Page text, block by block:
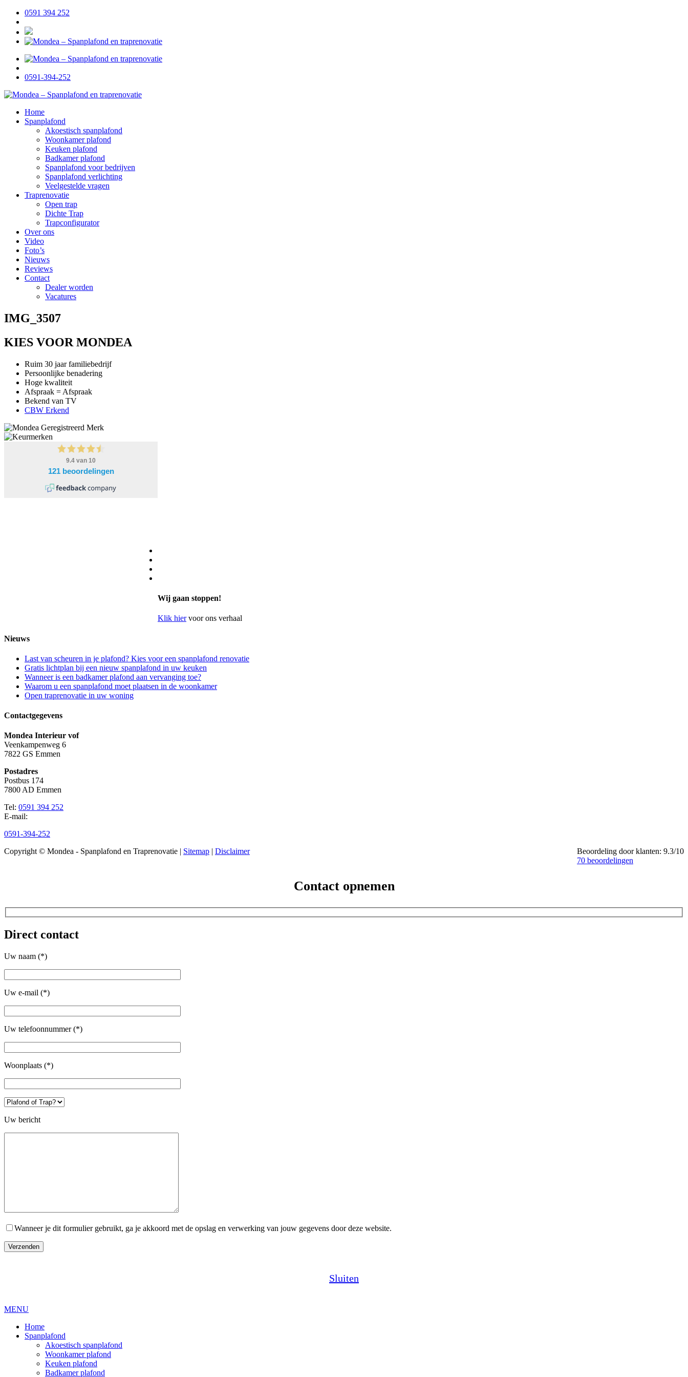
0591 394 252
0591-394-252
Home
Spanplafond
Akoestisch spanplafond
Woonkamer plafond
Keuken plafond
Badkamer plafond
Spanplafond voor bedrijven
Spanplafond verlichting
Veelgestelde vragen
Traprenovatie
Open trap
Dichte Trap
Trapconfigurator
Over ons
Video
Foto’s
Nieuws
Reviews
Contact
Dealer worden
Vacatures
IMG_3507
KIES VOOR MONDEA
Ruim 30 jaar familiebedrijf
Persoonlijke benadering
Hoge kwaliteit
Afspraak = Afspraak
Bekend van TV
CBW Erkend
Wij gaan stoppen!
Klik hiervoor ons verhaal
Nieuws
Last van scheuren in je plafond? Kies voor een spanplafond renovatie
Gratis lichtplan bij een nieuw spanplafond in uw keuken
Wanneer is een badkamer plafond aan vervanging toe?
Waarom u een spanplafond moet plaatsen in de woonkamer
Open traprenovatie in uw woning
Contactgegevens
Mondea Interieur vof
Veenkampenweg 6
7822 GS Emmen
Postadres
Postbus 174
7800 AD Emmen
Tel: 0591 394 252
E-mail:
0591-394-252
Copyright © Mondea - Spanplafond en Traprenovatie | Sitemap | Disclaimer Beoordeling door klanten: 9.3/10
70 beoordelingen
Contact opnemen
Direct contact
Uw naam (*)
Uw e-mail (*)
Uw telefoonnummer (*)
Woonplaats (*)
Gelieve dit veld leeg te laten.
Uw bericht
Wanneer je dit formulier gebruikt, ga je akkoord met de opslag en verwerking van jouw gegevens door deze website.
Sluiten
MENU
Home
Spanplafond
Akoestisch spanplafond
Woonkamer plafond
Keuken plafond
Badkamer plafond